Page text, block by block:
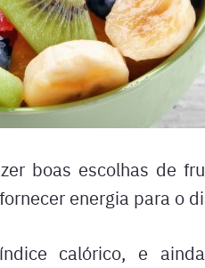
boas escolhas de
energia para o
calórico, e